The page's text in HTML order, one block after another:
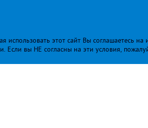
использовать этот сайт Вы соглашаетесь
. Если вы НЕ согласны на эти условия,